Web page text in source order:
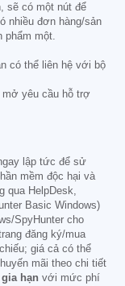
sẽ có một nút để
nhiều đơn hàng/sản
phẩm một.
có thể liên hệ với bộ
mở yêu cầu hỗ trợ
lập tức để sử
mềm độc hại và
qua HelpDesk,
Basic Windows)
SpyHunter cho
đăng ký/mua
giá cả có thể
mãi theo chi tiết
hạn với mức phí